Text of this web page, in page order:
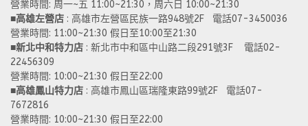
營業時間: 周一~五 11:00~21:30，周六日 10:00~21:30
■高雄左營店 : 高雄市左營區民族一路948號2F   電話07-3450036
營業時間: 11:00~21:30 假日至10:00至21:30
■新北中和特力店 : 新北市中和區中山路二段291號3F    電話02-
22456309
營業時間: 10:00~21:30 假日至22:00
■高雄鳳山特力店 : 高雄市鳳山區瑞隆東路99號2F   電話07-
7672816
營業時間: 10:00~21:30 假日至22:00